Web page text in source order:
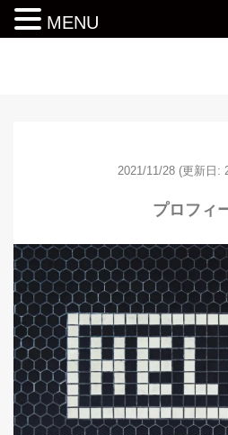
2021/11/28 (更新日:
プロフィ
MENU